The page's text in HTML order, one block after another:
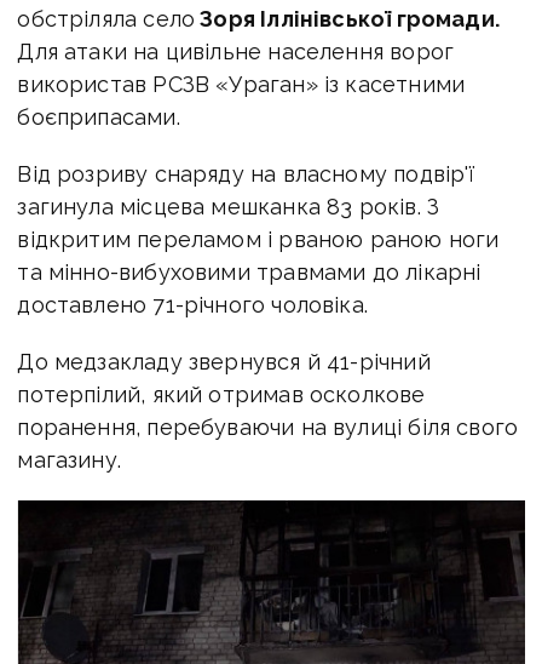
обстріляла село Зоря Іллінівської громади.
Для атаки на цивільне населення ворог
використав РСЗВ «Ураган» із касетними
боєприпасами.
Від розриву снаряду на власному подвір'ї
загинула місцева мешканка 83 років. З
відкритим переламом і рваною раною ноги
та мінно-вибуховими травмами до лікарні
доставлено 71-річного чоловіка.
До медзакладу звернувся й 41-річний
потерпілий, який отримав осколкове
поранення, перебуваючи на вулиці біля свого
магазину.